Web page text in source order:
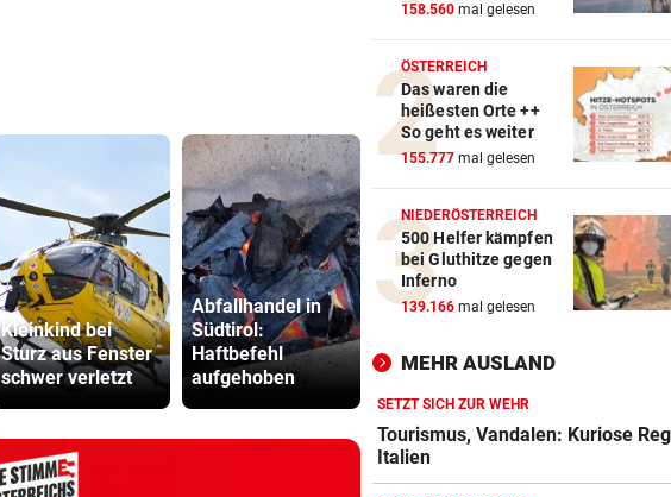
Kleinkind bei
Sturz aus Fenster
schwer verletzt
Abfallhandel in
Südtirol:
Haftbefehl
aufgehoben
rund um Bad
Schwanberg
Kanzler
Thiem überrascht ÖFB-
im Trainingslager
„MÄCHTIG UND SCHÖN“ vor
Mann (37) gesteht
in den USA
FRAGE DES TAGES
Bekommen Mütter genug
Unterstützung vom Staat?
TRAGISCHER UNFALL vor
schwer verletzt
APPELL IM LUXUS-HOTEL vor
Bayern mahnt Konkurrenz:
kann es nicht sein!“
158.560 mal gelesen
ÖSTERREICH
Das waren die
heißesten Orte ++
So geht es weiter
155.777 mal gelesen
NIEDERÖSTERREICH
500 Helfer kämpfen
bei Gluthitze gegen
Inferno
139.166 mal gelesen
MEHR AUSLAND
SETZT SICH ZUR WEHR
Tourismus, Vandalen: Kuriose
Italien